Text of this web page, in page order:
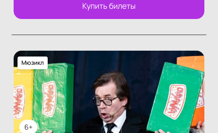
Купить билеты
6+
Мюзикл